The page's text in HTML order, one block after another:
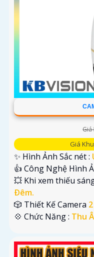
Giá
Giá
✨ Hình Ảnh Sắc nét :
👍 Công Nghệ Hình
💥 Khi xem thiếu
Ðêm.
🎲 Thiết Kế Camera
️💠 Chức Năng : Thu